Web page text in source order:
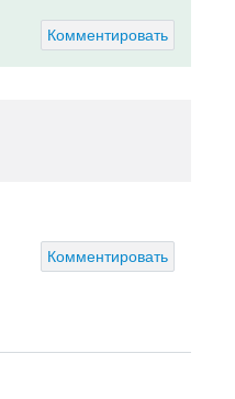
Комментировать
Комментировать